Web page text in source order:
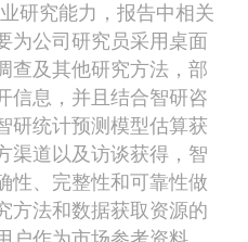
研究能力，报告中相关
为公司研究员采用桌面
查及其他研究方法，部
信息，并且结合智研咨
研统计预测模型估算获
渠道以及访谈获得，智
性、完整性和可靠性做
方法和数据获取资源的